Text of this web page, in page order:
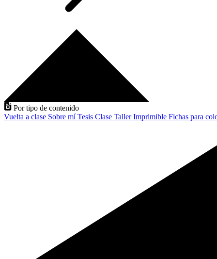
Por tipo de contenido
Vuelta a clase Sobre míTesis Clase TallerImprimible Fichas para